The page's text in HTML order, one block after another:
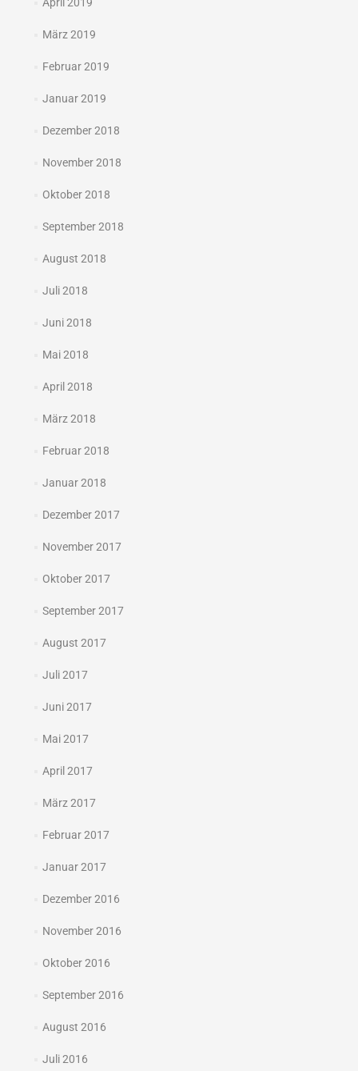
März 2019
Februar 2019
Januar 2019
Dezember 2018
November 2018
Oktober 2018
September 2018
August 2018
Juli 2018
Juni 2018
Mai 2018
April 2018
März 2018
Februar 2018
Januar 2018
Dezember 2017
November 2017
Oktober 2017
September 2017
August 2017
Juli 2017
Juni 2017
Mai 2017
April 2017
März 2017
Februar 2017
Januar 2017
Dezember 2016
November 2016
Oktober 2016
September 2016
August 2016
Juli 2016